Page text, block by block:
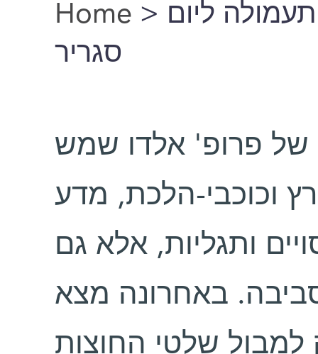
You are here
Home > ליום
סגריר
של פרופ' אלדו שמש
וכוכבי-הלכת, מדע
ותגליות, אלא גם
באחרונה מצא
למבול שלטי החוצות